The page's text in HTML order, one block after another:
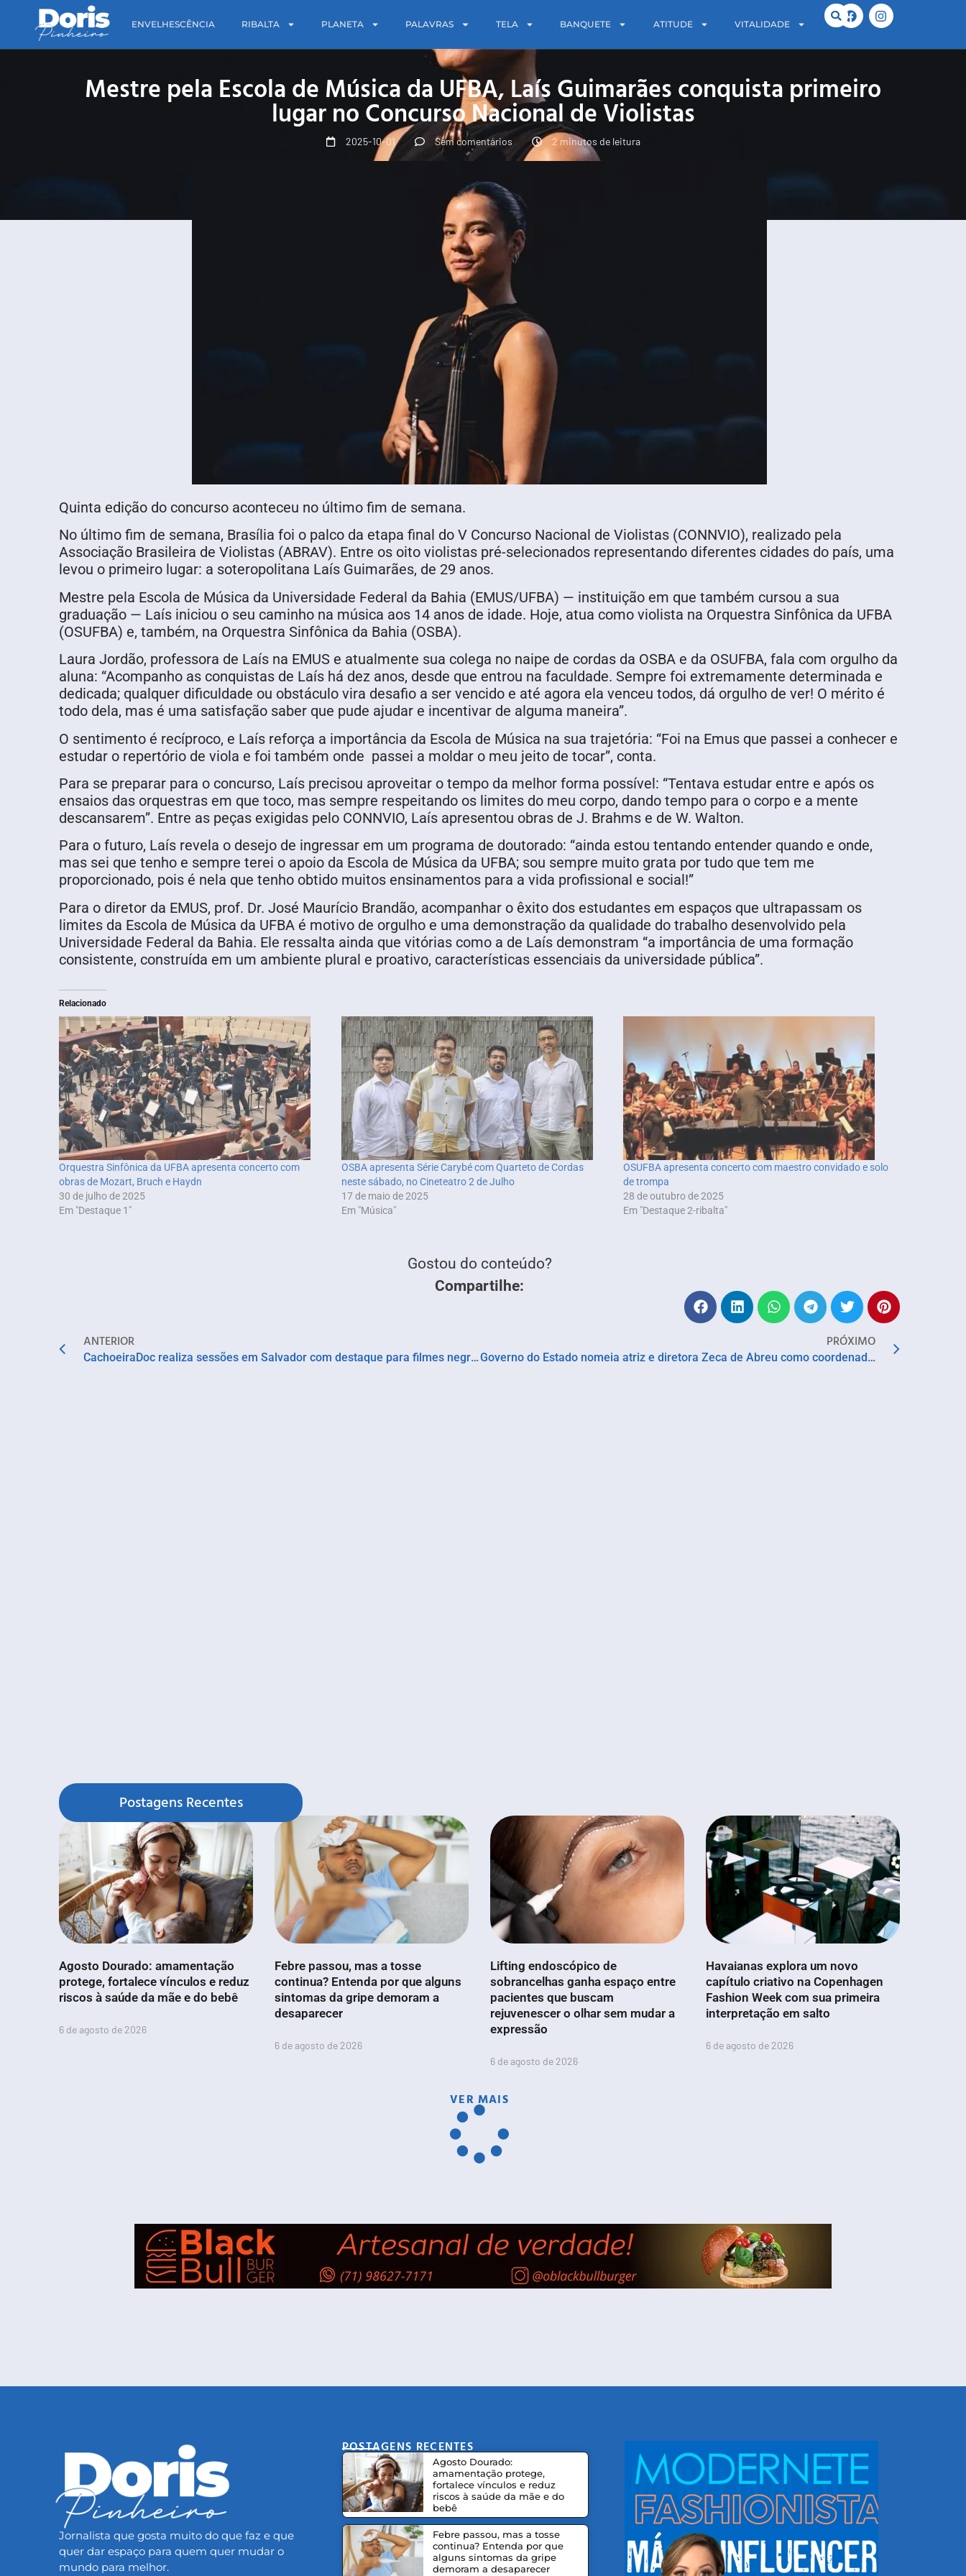
ENVELHESCÊNCIA RIBALTA PLANETA PALAVRAS TELA BANQUETE ATITUDE VITALIDADE
Mestre pela Escola de Música da UFBA, Laís Guimarães conquista primeiro
lugar no Concurso Nacional de Violistas
2025-10-01 Sem comentários 2 minutos de leitura
Quinta edição do concurso aconteceu no último fim de semana.
No último fim de semana, Brasília foi o palco da etapa final do V Concurso Nacional de Violistas (CONNVIO), realizado pela
Associação Brasileira de Violistas (ABRAV). Entre os oito violistas pré-selecionados representando diferentes cidades do país, uma
levou o primeiro lugar: a soteropolitana Laís Guimarães, de 29 anos.
Mestre pela Escola de Música da Universidade Federal da Bahia (EMUS/UFBA) — instituição em que também cursou a sua
graduação — Laís iniciou o seu caminho na música aos 14 anos de idade. Hoje, atua como violista na Orquestra Sinfônica da UFBA
(OSUFBA) e, também, na Orquestra Sinfônica da Bahia (OSBA).
Laura Jordão, professora de Laís na EMUS e atualmente sua colega no naipe de cordas da OSBA e da OSUFBA, fala com orgulho da
aluna: “Acompanho as conquistas de Laís há dez anos, desde que entrou na faculdade. Sempre foi extremamente determinada e
dedicada; qualquer dificuldade ou obstáculo vira desafio a ser vencido e até agora ela venceu todos, dá orgulho de ver! O mérito é
todo dela, mas é uma satisfação saber que pude ajudar e incentivar de alguma maneira”.
O sentimento é recíproco, e Laís reforça a importância da Escola de Música na sua trajetória: “Foi na Emus que passei a conhecer e
estudar o repertório de viola e foi também onde passei a moldar o meu jeito de tocar”, conta.
Para se preparar para o concurso, Laís precisou aproveitar o tempo da melhor forma possível: “Tentava estudar entre e após os
ensaios das orquestras em que toco, mas sempre respeitando os limites do meu corpo, dando tempo para o corpo e a mente
descansarem”. Entre as peças exigidas pelo CONNVIO, Laís apresentou obras de J. Brahms e de W. Walton.
Para o futuro, Laís revela o desejo de ingressar em um programa de doutorado: “ainda estou tentando entender quando e onde,
mas sei que tenho e sempre terei o apoio da Escola de Música da UFBA; sou sempre muito grata por tudo que tem me
proporcionado, pois é nela que tenho obtido muitos ensinamentos para a vida profissional e social!”
Para o diretor da EMUS, prof. Dr. José Maurício Brandão, acompanhar o êxito dos estudantes em espaços que ultrapassam os
limites da Escola de Música da UFBA é motivo de orgulho e uma demonstração da qualidade do trabalho desenvolvido pela
Universidade Federal da Bahia. Ele ressalta ainda que vitórias como a de Laís demonstram “a importância de uma formação
consistente, construída em um ambiente plural e proativo, características essenciais da universidade pública”.
Relacionado
Orquestra Sinfônica da UFBA apresenta concerto com
obras de Mozart, Bruch e Haydn
30 de julho de 2025
Em "Destaque 1"
OSBA apresenta Série Carybé com Quarteto de Cordas
neste sábado, no Cineteatro 2 de Julho
17 de maio de 2025
Em "Música"
OSUFBA apresenta concerto com maestro convidado e solo
de trompa
28 de outubro de 2025
Em "Destaque 2-ribalta"
Gostou do conteúdo?
Compartilhe:
ANTERIOR
CachoeiraDoc realiza sessões em Salvador com destaque para filmes negros e indígenas
PRÓXIMO
Governo do Estado nomeia atriz e diretora Zeca de Abreu como coordenadora de Teatro da FUNCEB
Postagens Recentes
Agosto Dourado: amamentação
protege, fortalece vínculos e reduz
riscos à saúde da mãe e do bebê
6 de agosto de 2026
Febre passou, mas a tosse
continua? Entenda por que alguns
sintomas da gripe demoram a
desaparecer
6 de agosto de 2026
Lifting endoscópico de
sobrancelhas ganha espaço entre
pacientes que buscam
rejuvenescer o olhar sem mudar a
expressão
6 de agosto de 2026
Havaianas explora um novo
capítulo criativo na Copenhagen
Fashion Week com sua primeira
interpretação em salto
6 de agosto de 2026
VER MAIS
Jornalista que gosta muito do que faz e que
quer dar espaço para quem quer mudar o
mundo para melhor.
POSTAGENS RECENTES
Agosto Dourado:
amamentação protege,
fortalece vínculos e reduz
riscos à saúde da mãe e do
bebê
Febre passou, mas a tosse
continua? Entenda por que
alguns sintomas da gripe
demoram a desaparecer
CONHEÇA DORIS E EQUIPE